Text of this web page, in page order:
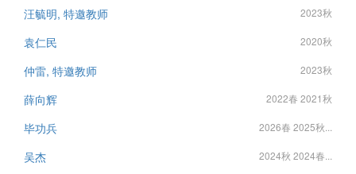
汪毓明, 特邀教师 2023秋
袁仁民 2020秋
仲雷, 特邀教师 2023秋
薛向辉 2022春 2021秋
毕功兵 2026春 2025秋...
吴杰 2024秋 2024春...